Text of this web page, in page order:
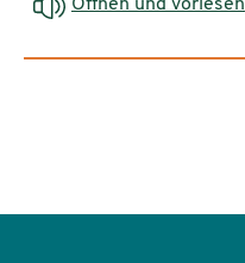
Öffnen und vorlesen